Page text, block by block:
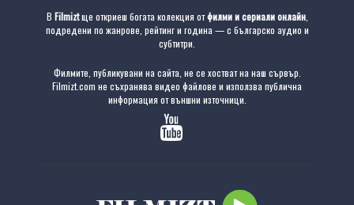
В Filmiztще откриеш богата колекция отфилми и сериали онлайн,
подредени по жанрове, рейтинг и година — с българско аудио и
субтитри.
Филмите, публикувани на сайта, не се хостват на наш сървър.
Filmizt.com не съхранява видео файлове и използва публична
информация от външни източници.